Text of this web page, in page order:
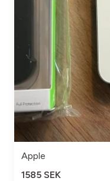
Apple
1585 SEK